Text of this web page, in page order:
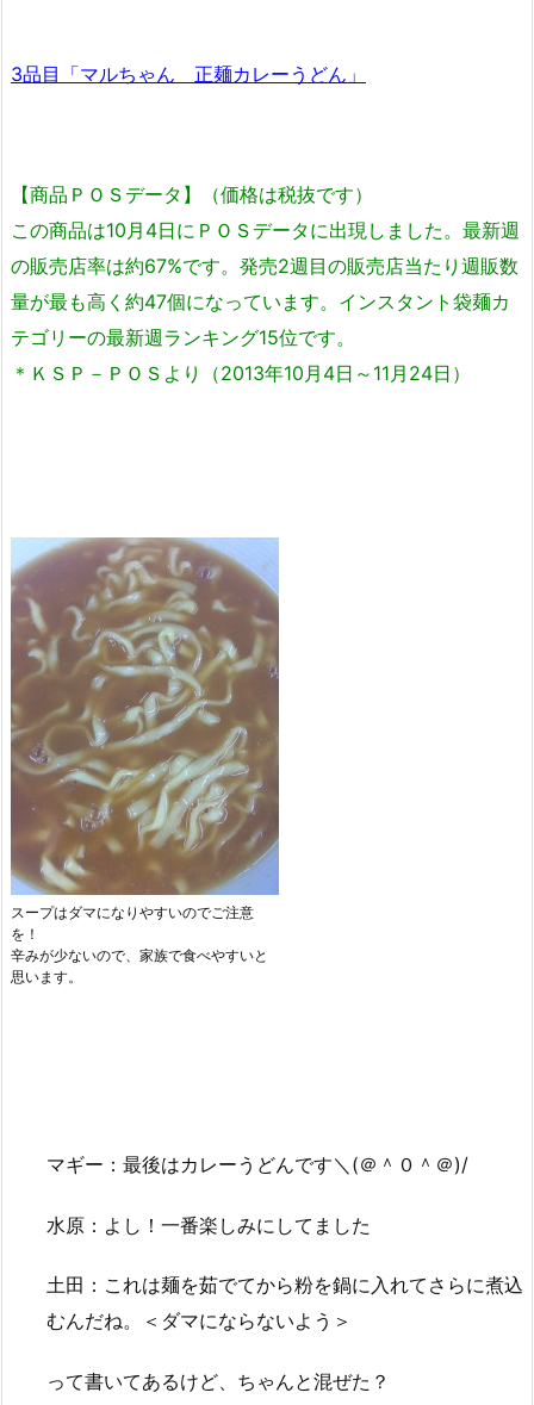
3品目「マルちゃん 正麺カレーうどん」
【商品ＰＯＳデータ】（価格は税抜です）
この商品は10月4日にＰＯＳデータに出現しました。最新週
の販売店率は約67%です。発売2週目の販売店当たり週販数
量が最も高く約47個になっています。インスタント袋麺カ
テゴリーの最新週ランキング15位です。
＊ＫＳＰ－ＰＯＳより（2013年10月4日～11月24日）
スープはダマになりやすいのでご注意
を！
辛みが少ないので、家族で食べやすいと
思います。
マギー：最後はカレーうどんです＼(＠＾０＾＠)/
水原：よし！一番楽しみにしてました
土田：これは麺を茹でてから粉を鍋に入れてさらに煮込
むんだね。＜ダマにならないよう＞
って書いてあるけど、ちゃんと混ぜた？